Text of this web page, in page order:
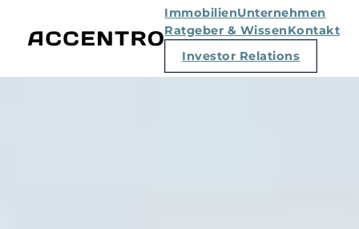
ImmobilienUnternehmen
Ratgeber & WissenKontakt
Investor Relations